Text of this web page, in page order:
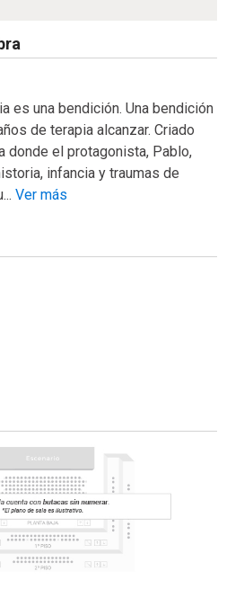
es una bendición. Una bendición
de terapia alcanzar. Criado
donde el protagonista, Pablo,
infancia y traumas de
Ver más